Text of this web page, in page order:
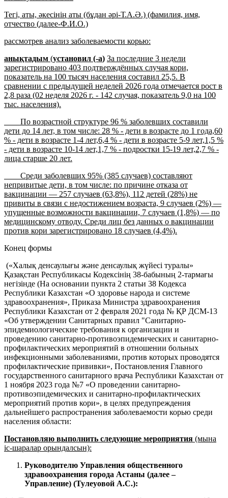
Тегі, аты, әкесінің аты (бұдан әрі-Т.А.Ә.) (фамилия, имя,
отчество (далее-Ф.И.О.)
рассмотрев анализ заболеваемости корью:
анықтадым (установил (-а) За последние 3 недели
зарегистрировано 403 подтверждённых случая кори,
показатель на 100 тысяч населения составил 25,5. В
сравнении с предыдущей неделей 2026 года отмечается рост в
2,8 раза (02 неделя 2026 г. - 142 случая, показатель 9,0 на 100
тыс. населения).
По возрастной структуре 96 % заболевших составили
дети до 14 лет, в том числе: 28 % - дети в возрасте до 1 года,60
% - дети в возрасте 1-4 лет,6,4 % - дети в возрасте 5-9 лет,1,5 %
- дети в возрасте 10-14 лет,1,7 % - подростки 15-19 лет,2,7 % -
лица старше 20 лет.
Среди заболевших 95% (385 случаев) составляют
непривитые дети, в том числе: по причине отказа от
вакцинации — 257 случаев (63,8%), 112 детей (28%) не
привиты в связи с недостижением возраста, 9 случаев (2%) —
упущенные возможности вакцинации, 7 случаев (1,8%) — по
медицинскому отводу. Среди лиц без данных о вакцинации
против кори зарегистрировано 18 случаев (4,4%).
Конец формы
(«Халық денсаулығы және денсаулық жүйесі туралы»
Қазақстан Республикасы Кодексінің 38-бабының 2-тармағы
негізінде (На основании пункта 2 статьи 38 Кодекса
Республики Казахстан «О здоровье народа и системе
здравоохранения», Приказа Министра здравоохранения
Республики Казахстан от 2 февраля 2021 года № ҚР ДСМ-13
«Об утверждении Санитарных правил "Санитарно-
эпидемиологические требования к организации и
проведению санитарно-противоэпидемических и санитарно-
профилактических мероприятий в отношении больных
инфекционными заболеваниями, против которых проводятся
профилактические прививки», Постановления Главного
государственного санитарного врача Республики Казахстан от
1 ноября 2023 года №7 «О проведении санитарно-
противоэпидемических и санитарно-профилактических
мероприятий против кори», в целях предупреждения
дальнейшего распространения заболеваемости корью среди
населения области:
Постановляю выполнить следующие мероприятия (мына
іс-шаралар орындалсын):
Руководителю Управления общественного
здравоохранения города Астаны (далее –
Управление) (Тулеуовой А.С.):